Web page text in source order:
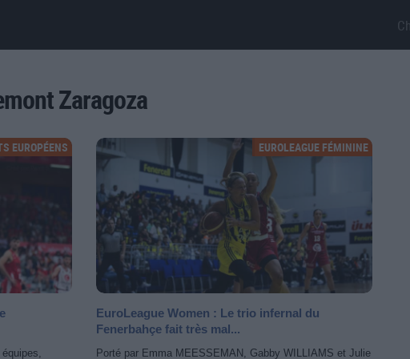
Zaragoza
EUROPÉENS EUROLEAGUE FÉMININE
EuroLeague Women : Le trio infernal du
Fenerbahçe fait très mal...
Porté par Emma MEESSEMAN, Gabby WILLIAMS et Julie